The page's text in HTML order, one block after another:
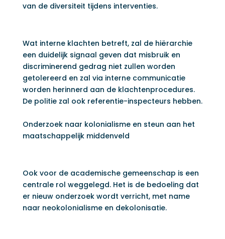
van de diversiteit tijdens interventies.
Wat interne klachten betreft, zal de hiërarchie
een duidelijk signaal geven dat misbruik en
discriminerend gedrag niet zullen worden
getolereerd en zal via interne communicatie
worden herinnerd aan de klachtenprocedures.
De politie zal ook referentie-inspecteurs hebben.
Onderzoek naar kolonialisme en steun aan het
maatschappelijk middenveld
Ook voor de academische gemeenschap is een
centrale rol weggelegd. Het is de bedoeling dat
er nieuw onderzoek wordt verricht, met name
naar neokolonialisme en dekolonisatie.